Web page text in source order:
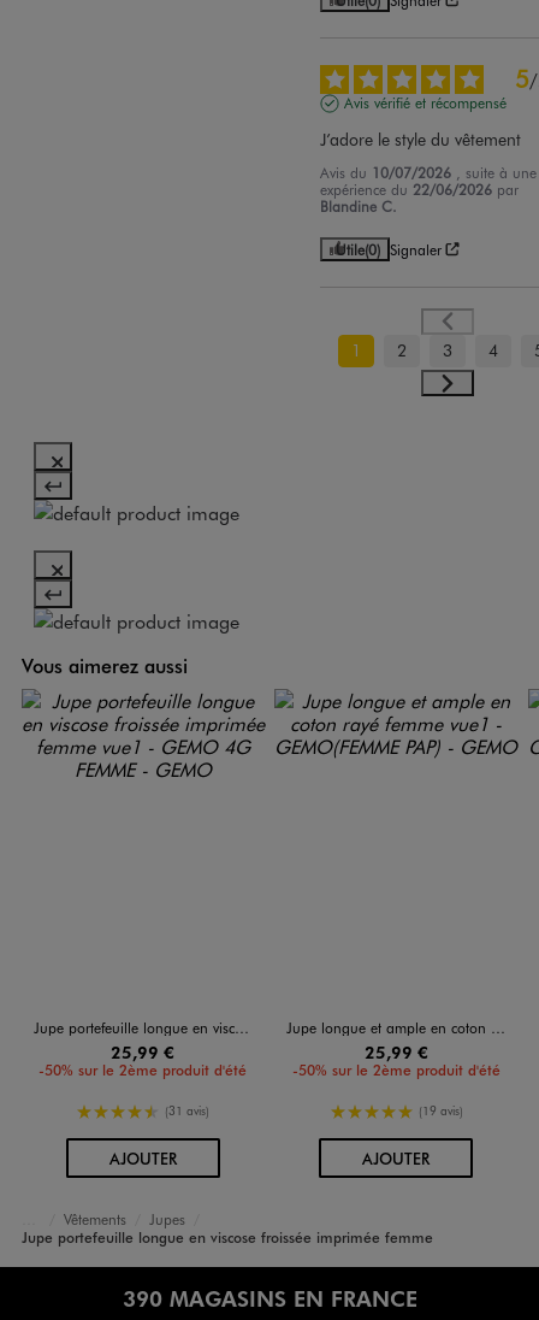
5/
Avis vérifié et récompensé
J’adore le style du vêtement
Avis du 10/07/2026
, suite à une
expérience du 22/06/2026 par
Blandine C.
Utile(0) Signaler
1 2 3 4
Vous aimerez aussi
Jupe portefeuille longue en viscose froissée imprimée femme
25,99 €
-50% sur le 2ème produit d'été
4.5/5 de moyenne
(31 avis)
AJOUTERAU PANIER
Jupe longue et ample en coton rayé femme
25,99 €
-50% sur le 2ème produit d'été
5/5 de moyenne
(19 avis)
AJOUTERAU PANIER
Accueil
Femme
Vêtements
Jupes
Jupe portefeuille longue en viscose froissée imprimée femme
390 MAGASINS EN FRANCE